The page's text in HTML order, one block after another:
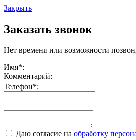
Закрыть
Заказать звонок
Нет времени или возможности
Имя*:
Телефон*:
Комментарий:
Даю согласие на обработку